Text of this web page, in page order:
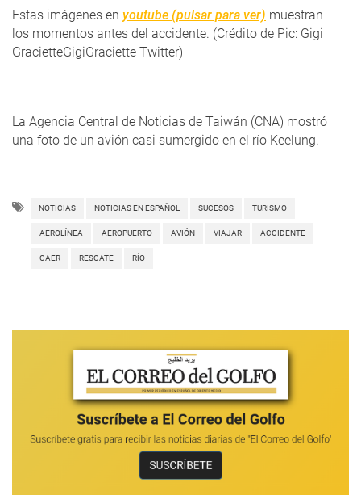
Estas imágenes en youtube (pulsar para ver) muestran
los momentos antes del accidente. (Crédito de Pic: Gigi
GracietteGigiGraciette Twitter)
La Agencia Central de Noticias de Taiwán (CNA) mostró
una foto de un avión casi sumergido en el río Keelung.
NOTICIAS NOTICIAS EN ESPAÑOL SUCESOS TURISMO
AEROLÍNEA AEROPUERTO AVIÓN VIAJAR ACCIDENTE
CAER RESCATE RÍO